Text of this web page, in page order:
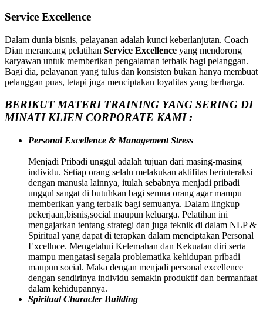
Service Excellence
Dalam dunia bisnis, pelayanan adalah kunci keberlanjutan. Coach
Dian merancang pelatihan Service Excellence yang mendorong
karyawan untuk memberikan pengalaman terbaik bagi pelanggan.
Bagi dia, pelayanan yang tulus dan konsisten bukan hanya membuat
pelanggan puas, tetapi juga menciptakan loyalitas yang berharga.
BERIKUT MATERI TRAINING YANG SERING DI
MINATI KLIEN CORPORATE KAMI :
Personal Excellence & Management Stress
Menjadi Pribadi unggul adalah tujuan dari masing-masing
individu. Setiap orang selalu melakukan aktifitas berinteraksi
dengan manusia lainnya, itulah sebabnya menjadi pribadi
unggul sangat di butuhkan bagi semua orang agar mampu
memberikan yang terbaik bagi semuanya. Dalam lingkup
pekerjaan,bisnis,social maupun keluarga. Pelatihan ini
mengajarkan tentang strategi dan juga teknik di dalam NLP &
Spiritual yang dapat di terapkan dalam menciptakan Personal
Excellnce. Mengetahui Kelemahan dan Kekuatan diri serta
mampu mengatasi segala problematika kehidupan pribadi
maupun social. Maka dengan menjadi personal excellence
dengan sendirinya individu semakin produktif dan bermanfaat
dalam kehidupannya.
Spiritual Character Building